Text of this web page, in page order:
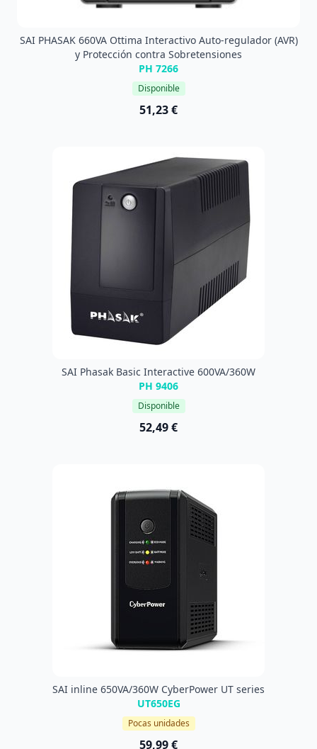
SAI PHASAK 660VA Ottima Interactivo Auto-regulador (AVR)
y Protección contra Sobretensiones
PH 7266
Disponible
51,23 €
SAI Phasak Basic Interactive 600VA/360W
PH 9406
Disponible
52,49 €
SAI inline 650VA/360W CyberPower UT series
UT650EG
Pocas unidades
59,99 €